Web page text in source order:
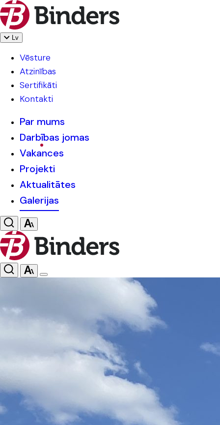
Lv
Vēsture
Atzinības
Sertifikāti
Kontakti
Par mums
Darbības jomas
Vakances
Projekti
Aktualitātes
Galerijas